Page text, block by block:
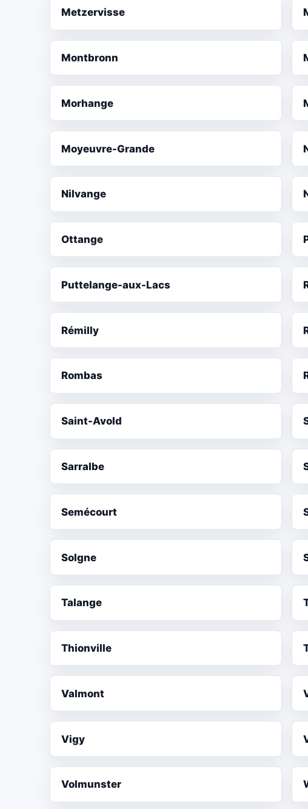
Metzervisse
Montbronn
Morhange
Moyeuvre-Grande
Nilvange
Ottange
Puttelange-aux-Lacs
Rémilly
Rombas
Saint-Avold
Sarralbe
Semécourt
Solgne
Talange
Thionville
Valmont
Vigy
Volmunster